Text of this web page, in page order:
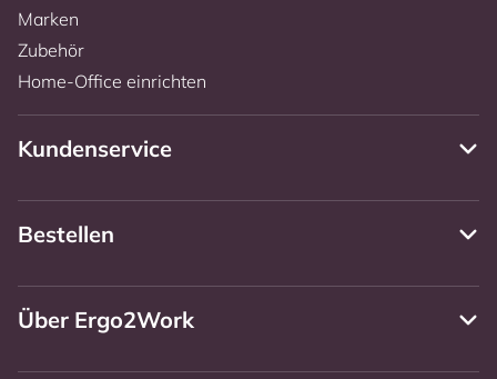
Marken
Zubehör
Home-Office einrichten
Kundenservice
Bestellen
Über Ergo2Work